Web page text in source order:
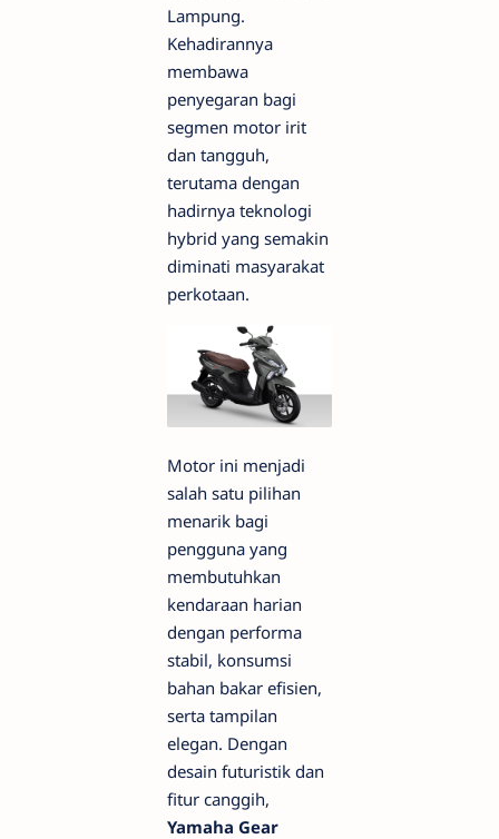
Lampung.
Kehadirannya
membawa
penyegaran bagi
segmen motor irit
dan tangguh,
terutama dengan
hadirnya teknologi
hybrid yang semakin
diminati masyarakat
perkotaan.
Motor ini menjadi
salah satu pilihan
menarik bagi
pengguna yang
membutuhkan
kendaraan harian
dengan performa
stabil, konsumsi
bahan bakar efisien,
serta tampilan
elegan. Dengan
desain futuristik dan
fitur canggih,
Yamaha Gear